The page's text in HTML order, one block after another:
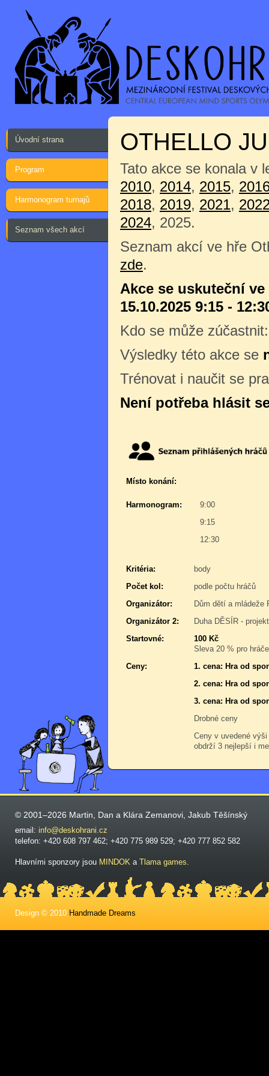
Úvodní strana
Program
Harmonogram turnajů
Seznam všech akcí
OTHELLO
Tato akce se konala v
2010, 2014, 2015,
2018, 2019, 2021,
2024, 2025.
Seznam akcí ve hře
zde.
Akce se uskuteční
15.10.2025 9:15 -
Kdo se může
Výsledky této akce se
Trénovat i naučit se
Není potřeba hlásit
Místo konání:
Harmonogram:
9:00
9:15
12:30
Kritéria:
body
Počet kol:
podle počtu hráčů
Organizátor:
Dům dětí a mládeže
Organizátor 2:
Duha DĚSÍR -
Startovné:
100 Kč
Sleva 20 % pro
Ceny:
1. cena: Hra od
2. cena: Hra od
3. cena: Hra od
Drobné ceny
Ceny v uvedené
obdrží 3 nejlepší i
© 2001–2026 Martin, Dan a Klára Zemanovi, Jakub Těšínský
email: info@deskohrani.cz
telefon: +420 608 797 462; +420 775 989 529; +420 777 852 582
Hlavními sponzory jsou MINDOK a Tlama games.
Design © 2010 Handmade Dreams